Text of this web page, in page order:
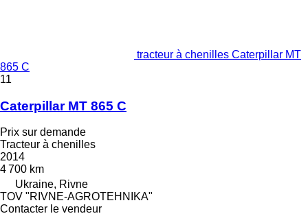
tracteur à chenilles Caterpillar MT
865 C
11
Caterpillar MT 865 C
Prix sur demande
Tracteur à chenilles
2014
4 700 km
Ukraine, Rivne
TOV "RIVNE-AGROTEHNIKA"
Contacter le vendeur